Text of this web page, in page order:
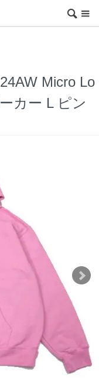
Micro Lo
カー L ピン